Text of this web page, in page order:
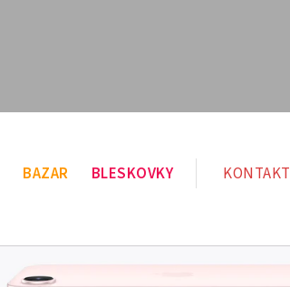
BAZAR BLESKOVKY KONTAKT